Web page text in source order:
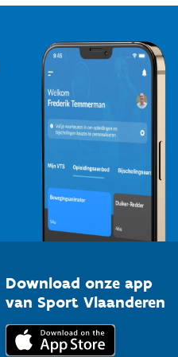
Download onze app
van Sport Vlaanderen